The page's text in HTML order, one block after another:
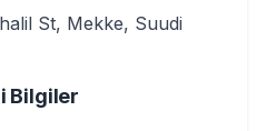
St, Mekke, Suudi
Bilgiler